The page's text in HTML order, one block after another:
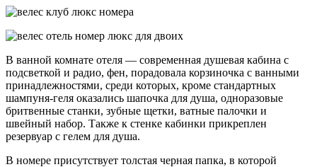
В ванной комнате отеля — современная душевая кабина с
подсветкой и радио, фен, порадовала корзиночка с ванными
принадлежностями, среди которых, кроме стандартных
шампуня-геля оказались шапочка для душа, одноразовые
бритвенные станки, зубные щетки, ватные палочки и
швейный набор. Также к стенке кабинки прикреплен
резервуар с гелем для душа.
В номере присутствует толстая черная папка, в которой